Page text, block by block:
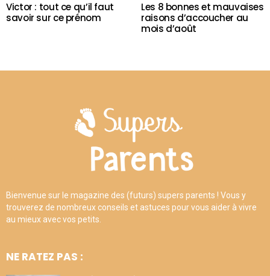
Victor : tout ce qu’il faut
savoir sur ce prénom
Les 8 bonnes et mauvaises
raisons d’accoucher au
mois d’août
Bienvenue sur le magazine des (futurs) supers parents ! Vous y
trouverez de nombreux conseils et astuces pour vous aider à vivre
au mieux avec vos petits.
NE RATEZ PAS :